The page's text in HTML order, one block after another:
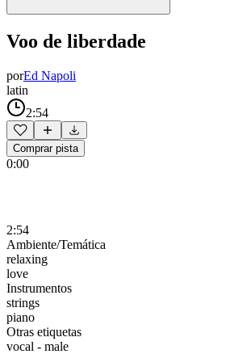
Voo de liberdade
porEd Napoli
latin
2:54
Comprar pista
0:00
2:54
Ambiente/Temática
relaxing
love
Instrumentos
strings
piano
Otras etiquetas
vocal - male